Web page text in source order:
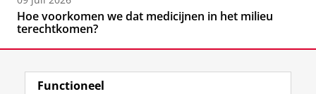
Hoe voorkomen we dat medicijnen in het milieu
terechtkomen?
Functioneel